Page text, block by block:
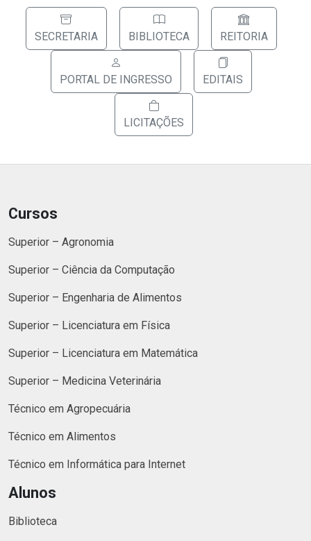
SECRETARIA BIBLIOTECA REITORIA
PORTAL DE INGRESSO EDITAIS
LICITAÇÕES
Cursos
Superior – Agronomia
Superior – Ciência da Computação
Superior – Engenharia de Alimentos
Superior – Licenciatura em Física
Superior – Licenciatura em Matemática
Superior – Medicina Veterinária
Técnico em Agropecuária
Técnico em Alimentos
Técnico em Informática para Internet
Alunos
Biblioteca